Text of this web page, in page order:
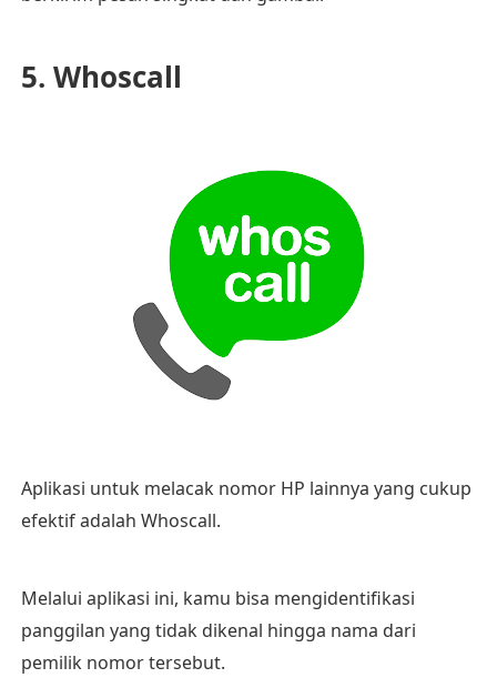
5. Whoscall
Aplikasi untuk melacak nomor HP lainnya yang cukup
efektif adalah Whoscall.
Melalui aplikasi ini, kamu bisa mengidentifikasi
panggilan yang tidak dikenal hingga nama dari
pemilik nomor tersebut.